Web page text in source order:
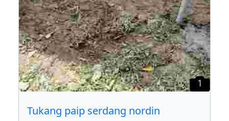
1
Tukang paip serdang nordin